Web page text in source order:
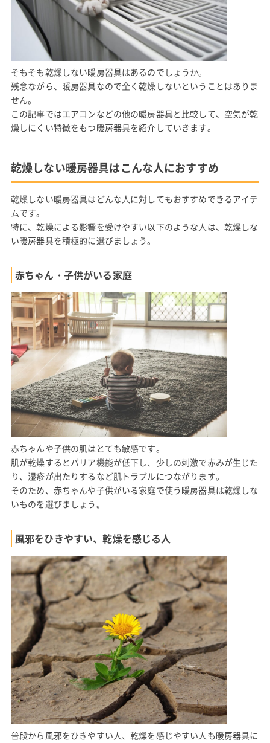
そもそも乾燥しない暖房器具はあるのでしょうか。
残念ながら、暖房器具なので全く乾燥しないということはありま
せん。
この記事ではエアコンなどの他の暖房器具と比較して、空気が乾
燥しにくい特徴をもつ暖房器具を紹介していきます。
乾燥しない暖房器具はこんな人におすすめ
乾燥しない暖房器具はどんな人に対してもおすすめできるアイテ
ムです。
特に、乾燥による影響を受けやすい以下のような人は、乾燥しな
い暖房器具を積極的に選びましょう。
赤ちゃん・子供がいる家庭
赤ちゃんや子供の肌はとても敏感です。
肌が乾燥するとバリア機能が低下し、少しの刺激で赤みが生じた
り、湿疹が出たりするなど肌トラブルにつながります。
そのため、赤ちゃんや子供がいる家庭で使う暖房器具は乾燥しな
いものを選びましょう。
風邪をひきやすい、乾燥を感じる人
普段から風邪をひきやすい人、乾燥を感じやすい人も暖房器具に